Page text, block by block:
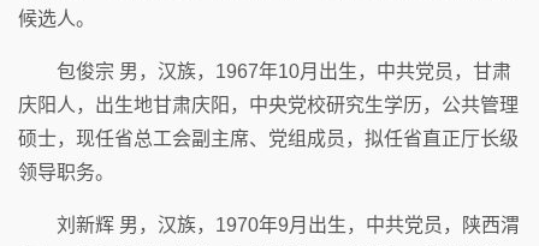
候选人。
包俊宗 男，汉族，1967年10月出生，中共党员，甘肃
庆阳人，出生地甘肃庆阳，中央党校研究生学历，公共管理
硕士，现任省总工会副主席、党组成员，拟任省直正厅长级
领导职务。
刘新辉 男，汉族，1970年9月出生，中共党员，陕西渭